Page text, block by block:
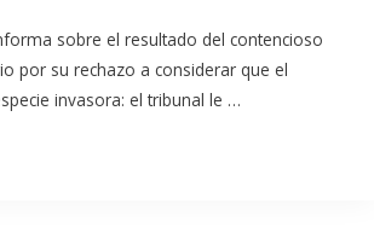
sobre el resultado del contencioso
por su rechazo a considerar que el
invasora: el tribunal le …